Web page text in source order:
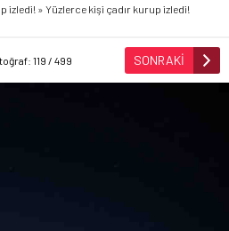
izledi! » Yüzlerce kişi çadır kurup izledi!
119 / 499 SONRAKİ